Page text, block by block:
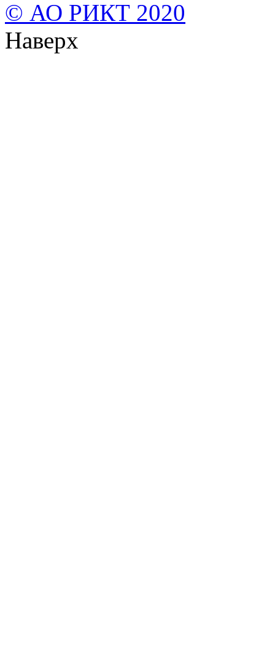
© АО РИКТ 2020
Наверх